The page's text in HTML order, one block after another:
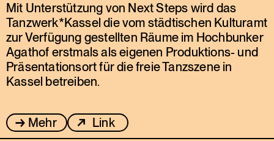
Mit Unterstützung von Next Steps wird das
Tanzwerk*Kassel die vom städtischen Kulturamt
zur Verfügung gestellten Räume im Hochbunker
Agathof erstmals als eigenen Produktions- und
Präsentationsort für die freie Tanzszene in
Kassel betreiben.
Mehr Link